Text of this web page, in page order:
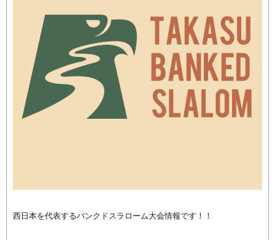
西日本を代表するバンクドスラローム大会情報です！！